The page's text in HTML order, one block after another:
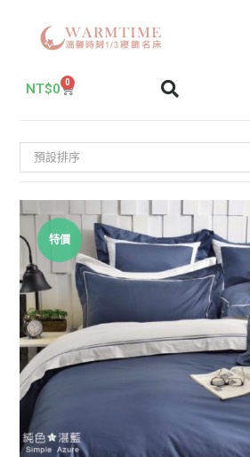
NT$0 0
預設排序
特價